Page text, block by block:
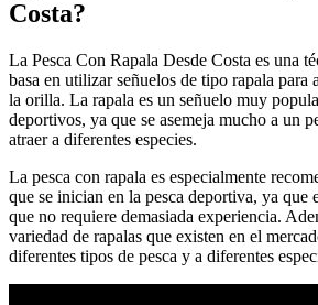
Costa?
La Pesca Con Rapala Desde Costa es una
basa en utilizar señuelos de tipo rapala para
la orilla. La rapala es un señuelo muy
deportivos, ya que se asemeja mucho a un
atraer a diferentes especies.
La pesca con rapala es especialmente
que se inician en la pesca deportiva, ya que
que no requiere demasiada experiencia.
variedad de rapalas que existen en el
diferentes tipos de pesca y a diferentes